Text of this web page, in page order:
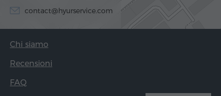
contact@hyurservice.com
Chi siamo
Recensioni
FAQ